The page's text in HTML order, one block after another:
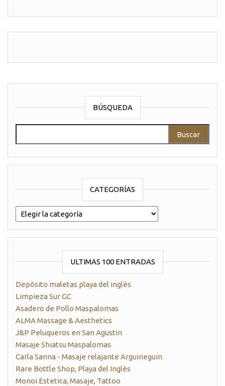
BÚSQUEDA
CATEGORÍAS
categorías
ULTIMAS 100 ENTRADAS
Depòsito maletas playa del inglès
Limpieza Sur GC
Asadero de Pollo Maspalomas
ALMA Massage & Aesthetics
J&P Peluqueros en San Agustin
Masaje Shiatsu Maspalomas
Carla Sanna - Masaje relajante Arguineguin
Rare Bottle Shop, Playa del Inglès
Monoi Estetica, Masaje, Tattoo